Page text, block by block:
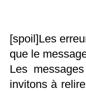
[spoil]Les
que le
Les
invitons à